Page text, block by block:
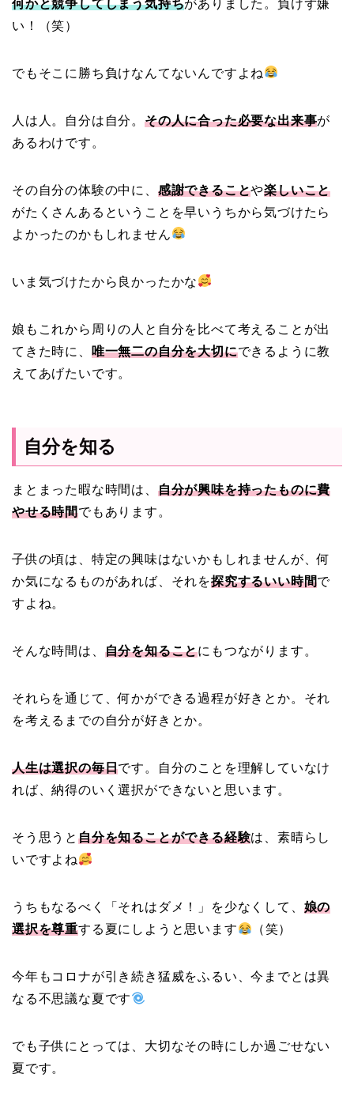
何かと競争してしまう気持ちがありました。負けず嫌
い！（笑）
でもそこに勝ち負けなんてないんですよね
人は人。自分は自分。 その人に合った必要な出来事が
あるわけです。
その自分の体験の中に、 感謝できることや楽しいこと
がたくさんあるということを早いうちから気づけたら
よかったのかもしれません
いま気づけたから良かったかな
娘もこれから周りの人と自分を比べて考えることが出
てきた時に、 唯一無二の自分を大切にできるように教
えてあげたいです。
自分を知る
まとまった暇な時間は、 自分が興味を持ったものに費
やせる時間でもあります。
子供の頃は、特定の興味はないかもしれませんが、何
か気になるものがあれば、それを探究するいい時間で
すよね。
そんな時間は、 自分を知ることにもつながります。
それらを通じて、何かができる過程が好きとか。それ
を考えるまでの自分が好きとか。
人生は選択の毎日です。自分のことを理解していなけ
れば、納得のいく選択ができないと思います。
そう思うと 自分を知ることができる経験は、素晴らし
いですよね
うちもなるべく「それはダメ！」を少なくして、 娘の
選択を尊重する夏にしようと思います （笑）
今年もコロナが引き続き猛威をふるい、今までとは異
なる不思議な夏です
でも子供にとっては、大切なその時にしか過ごせない
夏です。